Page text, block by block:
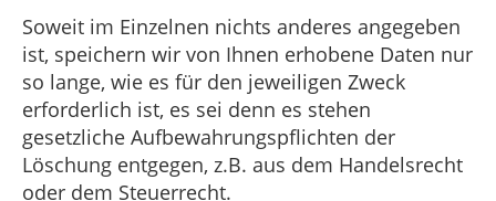
Soweit im Einzelnen nichts anderes angegeben
ist, speichern wir von Ihnen erhobene Daten nur
so lange, wie es für den jeweiligen Zweck
erforderlich ist, es sei denn es stehen
gesetzliche Aufbewahrungspflichten der
Löschung entgegen, z.B. aus dem Handelsrecht
oder dem Steuerrecht.